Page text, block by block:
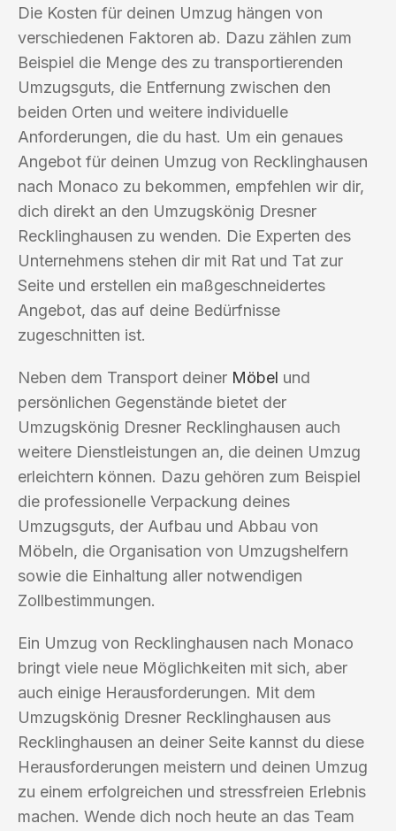
Die Kosten für deinen Umzug hängen von
verschiedenen Faktoren ab. Dazu zählen zum
Beispiel die Menge des zu transportierenden
Umzugsguts, die Entfernung zwischen den
beiden Orten und weitere individuelle
Anforderungen, die du hast. Um ein genaues
Angebot für deinen Umzug von Recklinghausen
nach Monaco zu bekommen, empfehlen wir dir,
dich direkt an den Umzugskönig Dresner
Recklinghausen zu wenden. Die Experten des
Unternehmens stehen dir mit Rat und Tat zur
Seite und erstellen ein maßgeschneidertes
Angebot, das auf deine Bedürfnisse
zugeschnitten ist.
Neben dem Transport deiner Möbel und
persönlichen Gegenstände bietet der
Umzugskönig Dresner Recklinghausen auch
weitere Dienstleistungen an, die deinen Umzug
erleichtern können. Dazu gehören zum Beispiel
die professionelle Verpackung deines
Umzugsguts, der Aufbau und Abbau von
Möbeln, die Organisation von Umzugshelfern
sowie die Einhaltung aller notwendigen
Zollbestimmungen.
Ein Umzug von Recklinghausen nach Monaco
bringt viele neue Möglichkeiten mit sich, aber
auch einige Herausforderungen. Mit dem
Umzugskönig Dresner Recklinghausen aus
Recklinghausen an deiner Seite kannst du diese
Herausforderungen meistern und deinen Umzug
zu einem erfolgreichen und stressfreien Erlebnis
machen. Wende dich noch heute an das Team